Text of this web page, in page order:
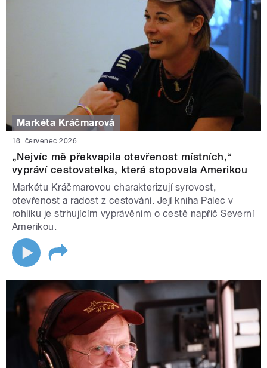
Markéta Kráčmarová
18. červenec 2026
„Nejvíc mě překvapila otevřenost místních,“
vypráví cestovatelka, která stopovala Amerikou
Markétu Kráčmarovou charakterizují syrovost,
otevřenost a radost z cestování. Její kniha Palec v
rohlíku je strhujícím vyprávěním o cestě napříč Severní
Amerikou.